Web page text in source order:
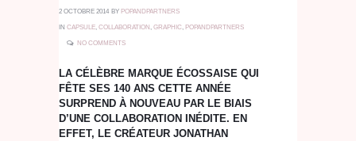
2 OCTOBRE 2014 BY POPANDPARTNERS
IN CAPSULE, COLLABORATION, GRAPHIC, POPANDPARTNERS
NO COMMENTS
LA CÉLÈBRE MARQUE ÉCOSSAISE QUI
FÊTE SES 140 ANS CETTE ANNÉE
SURPREND À NOUVEAU PAR LE BIAIS
D’UNE COLLABORATION INÉDITE. EN
EFFET, LE CRÉATEUR JONATHAN